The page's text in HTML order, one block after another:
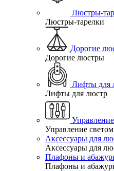
Люстры-
Люстры-тарелки
Дорогие
Дорогие люстры
Лифты для
Лифты для люстр
Управление светом
Аксессуары для
Аксессуары для
Плафоны и
Плафоны и